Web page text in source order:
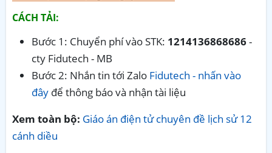
CÁCH TẢI:
Bước 1: Chuyển phí vào STK: 1214136868686-
cty Fidutech - MB
Bước 2: Nhắn tin tới Zalo Fidutech - nhấn vào
đây để thông báo và nhận tài liệu
Xem toàn bộ: Giáo án điện tử chuyên đề lịch sử 12
cánh diều